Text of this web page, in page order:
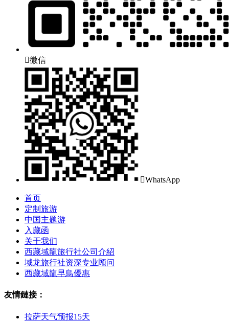
微信
WhatsApp
首页
定制旅游
中国主题游
入藏函
关于我们
西藏域龍旅行社公司介紹
域龙旅行社资深专业顾问
西藏域龍早鳥優惠
友情鏈接：
拉萨天气预报15天